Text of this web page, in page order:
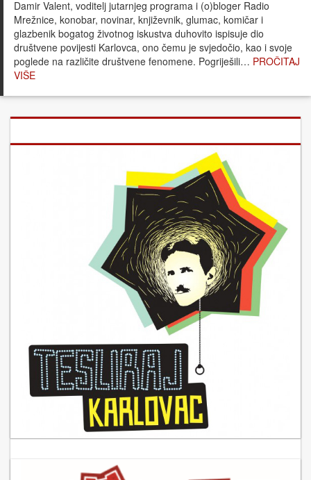
Damir Valent, voditelj jutarnjeg programa i (o)bloger Radio
Mrežnice, konobar, novinar, književnik, glumac, komičar i
glazbenik bogatog životnog iskustva duhovito ispisuje dio
društvene povijesti Karlovca, ono čemu je svjedočio, kao i svoje
poglede na različite društvene fenomene. Pogriješili… PROČITAJ
VIŠE